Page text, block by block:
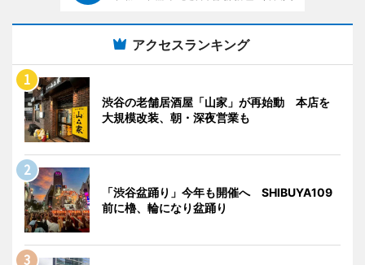
アクセスランキング
渋谷の老舗居酒屋「山家」が再始動 本店を
大規模改装、朝・深夜営業も
「渋谷盆踊り」今年も開催へ SHIBUYA109
前に櫓、輪になり盆踊り